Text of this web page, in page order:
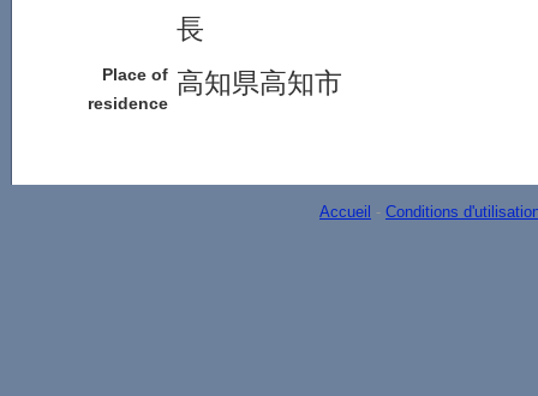
長
Place of
residence
高知県高知市
Accueil - Conditions